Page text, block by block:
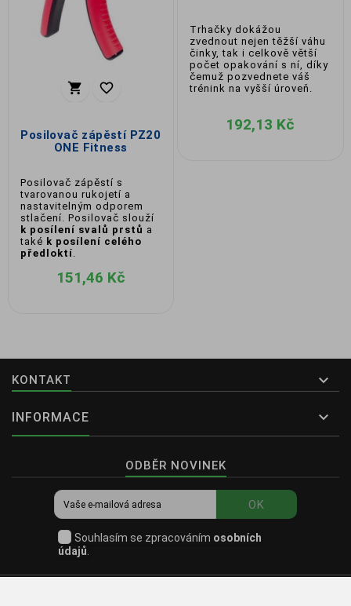
 
Posilovač zápěstí PZ20
ONE Fitness
Posilovač zápěstí s
tvarovanou rukojetí a
nastavitelným odporem
stlačení. Posilovač slouží
k posílení svalů prstů a
také k posílení celého
předloktí
151,46 Kč
Trhačky dokážou
zvednout nejen těžší váhu
činky, tak i celkově větší
počet opakování s ní, díky
čemuž pozvednete váš
trénink na vyšší úroveň.
192,13 Kč
KONTAKT 
INFORMACE 
ODBĚR NOVINEK
OK
Souhlasím se zpracováním osobních
údajů.